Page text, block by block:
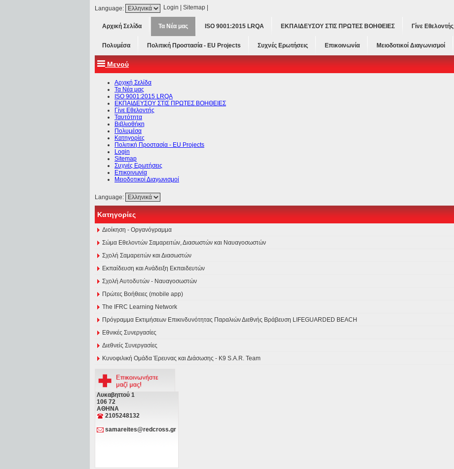
Language: Login Sitemap
Αρχική Σελίδα Τα Νέα μας ISO 9001:2015 LRQA ΕΚΠΑΙΔΕΥΣΟΥ ΣΤΙΣ ΠΡΩΤΕΣ ΒΟΗΘΕΙΕΣ Γίνε Εθελοντής
Πολυμέσα Πολιτική Προστασία - ΕU Projects Συχνές Ερωτήσεις Επικοινωνία Μειοδοτικοί Διαγωνισμοί
Μενού
Αρχική Σελίδα
Τα Νέα μας
ISO 9001:2015 LRQA
ΕΚΠΑΙΔΕΥΣΟΥ ΣΤΙΣ ΠΡΩΤΕΣ ΒΟΗΘΕΙΕΣ
Γίνε Εθελοντής
Ταυτότητα
Βιβλιοθήκη
Πολυμέσα
Κατηγορίες
Πολιτική Προστασία - ΕU Projects
Login
Sitemap
Συχνές Ερωτήσεις
Επικοινωνία
Μειοδοτικοί Διαγωνισμοί
Language:
Κατηγορίες
Διοίκηση - Οργανόγραμμα
Σώμα Εθελοντών Σαμαρειτών, Διασωστών και Ναυαγοσωστών
Σχολή Σαμαρειτών και Διασωστών
Εκπαίδευση και Ανάδειξη Εκπαιδευτών
Σχολή Αυτοδυτών - Ναυαγοσωστών
Πρώτες Βοήθειες (mobile app)
The IFRC Learning Network
Πρόγραμμα Εκτιμήσεων Επικινδυνότητας Παραλιών Διεθνής Βράβευση LIFEGUARDED BEACH
Εθνικές Συνεργασίες
Διεθνείς Συνεργασίες
Κυνοφιλική Ομάδα Έρευνας και Διάσωσης - Κ9 S.A.R. Team
Λυκαβηττού 1
106 72
ΑΘΗΝΑ
2105248132
samareites@redcross.gr